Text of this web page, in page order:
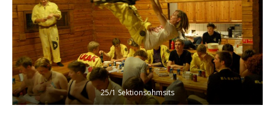
25/1 Sektionsohmsits